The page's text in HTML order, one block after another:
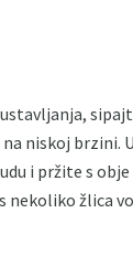
niskoj brzini.
i pržite s
nekoliko žlica